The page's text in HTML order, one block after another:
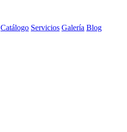
Catálogo Servicios Galería Blog